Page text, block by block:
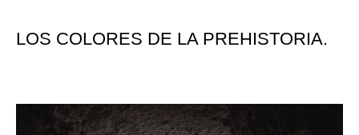
LOS COLORES DE LA PREHISTORIA.